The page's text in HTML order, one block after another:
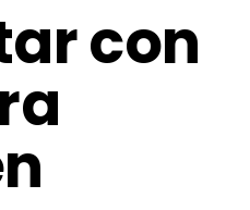
con